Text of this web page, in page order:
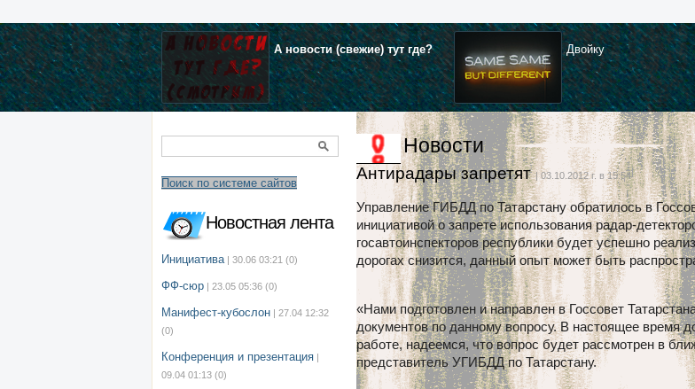
А новости (свежие) тут где? Двойку
Поиск по системе сайтов
Новостная лента
Инициатива | 30.06 03:21 (0)
ФФ-сюр | 23.05 05:36 (0)
Манифест-кубослон | 27.04 12:32
(0)
Конференция и презентация |
09.04 01:13 (0)
Новости
Антирадары запретят| 03.10.2012 г. в 15:54
Управление ГИБДД по Татарстану обратилось в
инициативой о запрете использования радар-
госавтоинспекторов республики будет успешно
дорогах снизится, данный опыт может быть
«Нами подготовлен и направлен в Госсовет
документов по данному вопросу. В настоящее время
работе, надеемся, что вопрос будет рассмотрен в
представитель УГИБДД по Татарстану.